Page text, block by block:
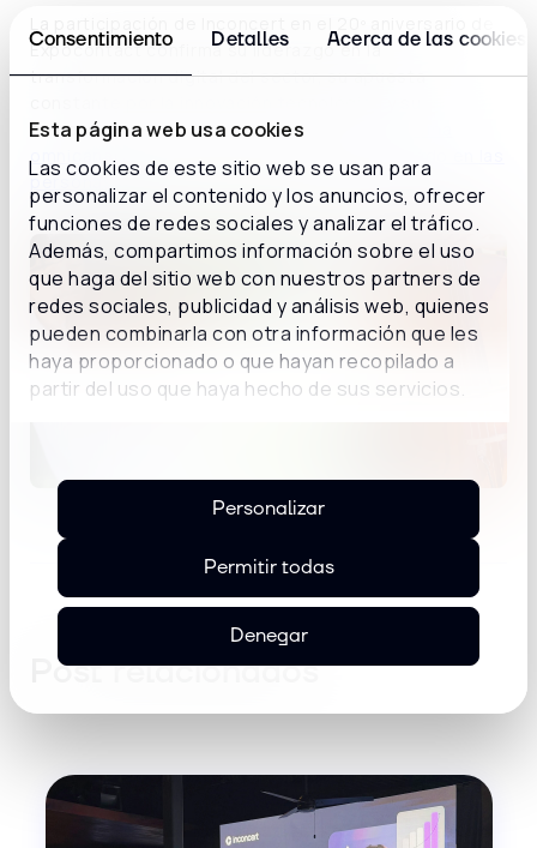
Consentimiento Detalles Acerca de las cookies
Esta página web usa cookies
Las cookies de este sitio web se usan para
personalizar el contenido y los anuncios, ofrecer
funciones de redes sociales y analizar el tráfico.
Además, compartimos información sobre el uso
que haga del sitio web con nuestros partners de
redes sociales, publicidad y análisis web, quienes
pueden combinarla con otra información que les
haya proporcionado o que hayan recopilado a
partir del uso que haya hecho de sus servicios.
Permitir todas
Personalizar
Denegar
Expocontact confirma su liderazgo en la
transformación digital del sector, su apuesta
compromiso con el desarrollo de un
omnicanal más inteligente, eficiente y centrado en las
personas.
Post relacionados